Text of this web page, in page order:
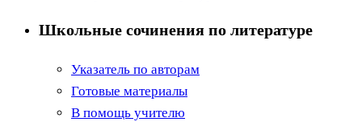
Школьные сочинения по литературе
Указатель по авторам
Готовые материалы
В помощь учителю